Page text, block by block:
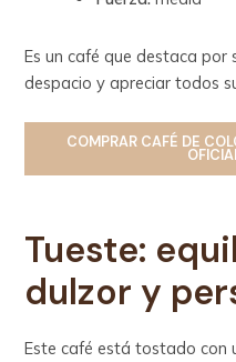
Es un café que destaca por
despacio y apreciar todos
COMPRAR CAFÉ DE
Tueste:
dulzor y
Este café está tostado con